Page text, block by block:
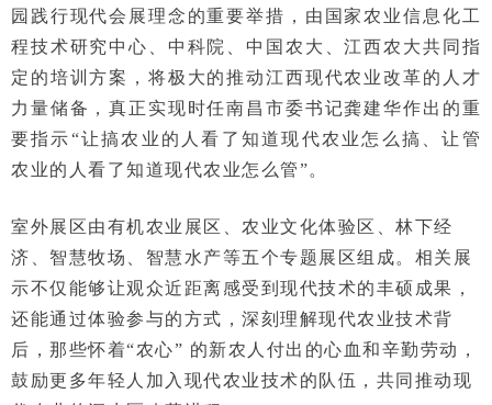
园践行现代会展理念的重要举措，由国家农业信息化工
程技术研究中心、中科院、中国农大、江西农大共同指
定的培训方案，将极大的推动江西现代农业改革的人才
力量储备，真正实现时任南昌市委书记龚建华作出的重
要指示“让搞农业的人看了知道现代农业怎么搞、让管
农业的人看了知道现代农业怎么管”。
室外展区由有机农业展区、农业文化体验区、林下经
济、智慧牧场、智慧水产等五个专题展区组成。相关展
示不仅能够让观众近距离感受到现代技术的丰硕成果，
还能通过体验参与的方式，深刻理解现代农业技术背
后，那些怀着“农心” 的新农人付出的心血和辛勤劳动，
鼓励更多年轻人加入现代农业技术的队伍，共同推动现